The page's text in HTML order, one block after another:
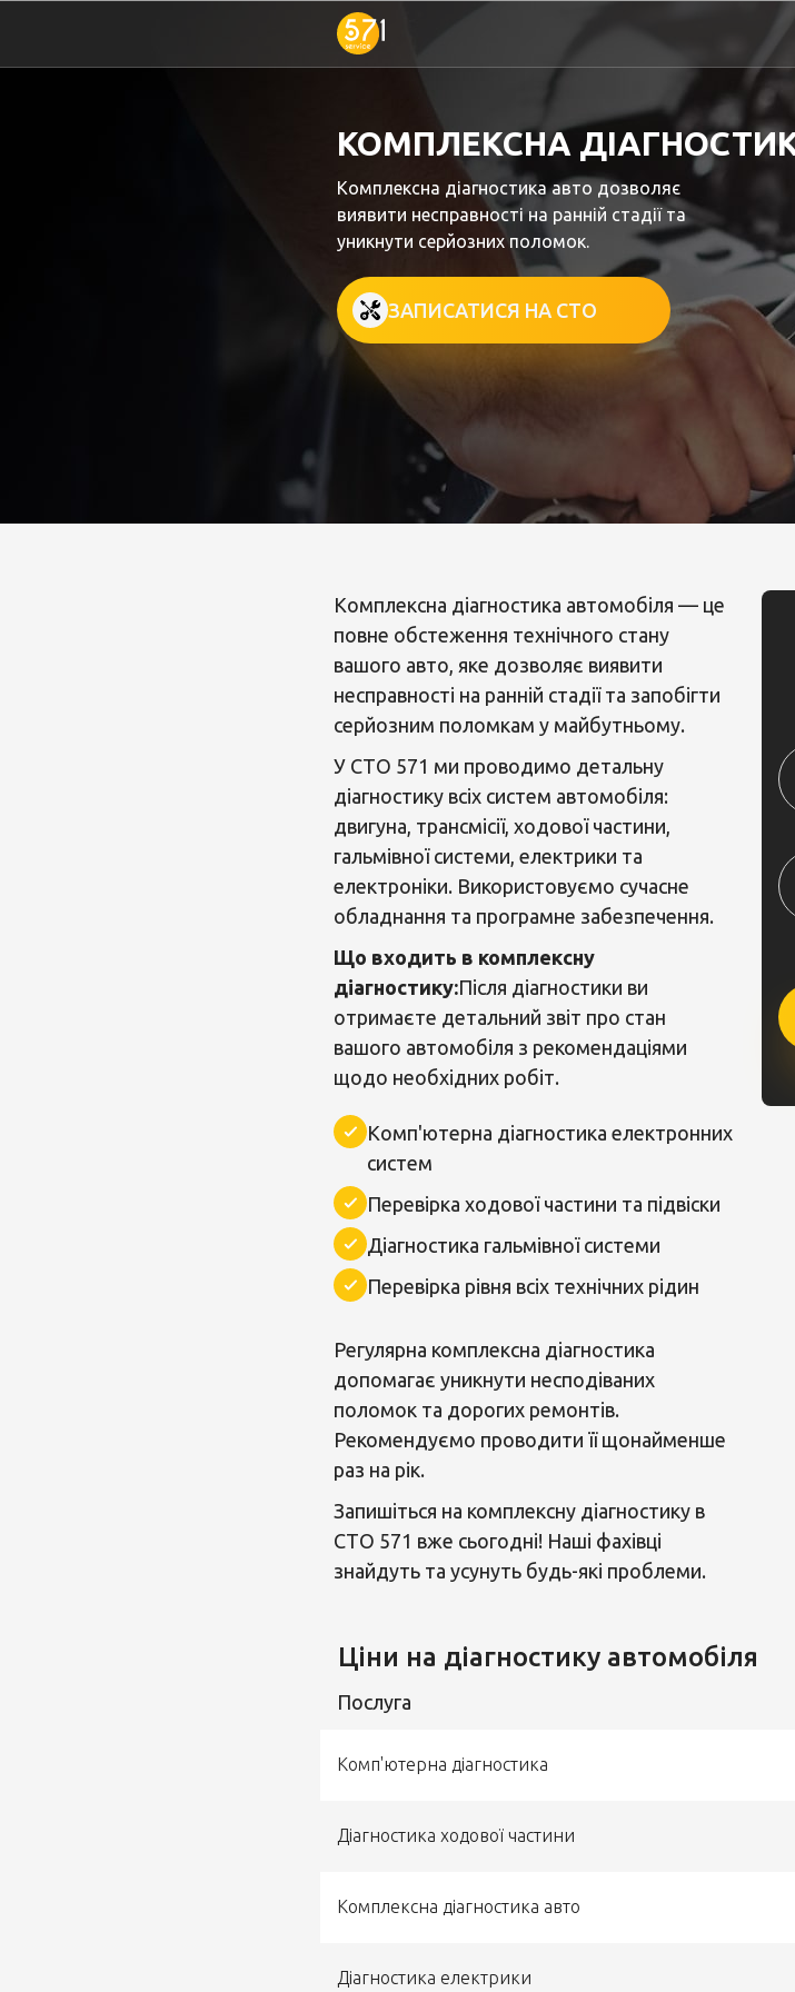
КОМПЛЕКСНА
Комплексна діагностика авто дозволяє
виявити несправності на ранній стадії та
уникнути серйозних поломок.
ЗАПИСАТИСЯ НА СТО
Комплексна діагностика автомобіля — це
повне обстеження технічного стану
вашого авто, яке дозволяє виявити
несправності на ранній стадії та запобігти
серйозним поломкам у майбутньому.
У СТО 571 ми проводимо детальну
діагностику всіх систем автомобіля:
двигуна, трансмісії, ходової частини,
гальмівної системи, електрики та
електроніки. Використовуємо сучасне
обладнання та програмне забезпечення.
Що входить в комплексну
діагностику:Після діагностики ви
отримаєте детальний звіт про стан
вашого автомобіля з рекомендаціями
щодо необхідних робіт.
Комп'ютерна діагностика електронних
систем
Перевірка ходової частини та підвіски
Діагностика гальмівної системи
Перевірка рівня всіх технічних рідин
Регулярна комплексна діагностика
допомагає уникнути несподіваних
поломок та дорогих ремонтів.
Рекомендуємо проводити її щонайменше
раз на рік.
Запишіться на комплексну діагностику в
СТО 571 вже сьогодні! Наші фахівці
знайдуть та усунуть будь-які проблеми.
Ціни на діагностику автомобіля
Послуга
Комп'ютерна діагностика
Діагностика ходової частини
Комплексна діагностика авто
Діагностика електрики